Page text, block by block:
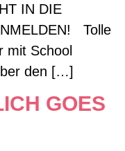
IN DIE
Tolle
mit School
den […]
GOES